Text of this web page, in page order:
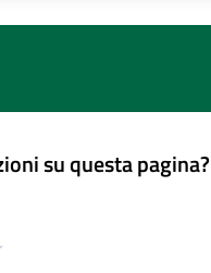
su questa pagina?